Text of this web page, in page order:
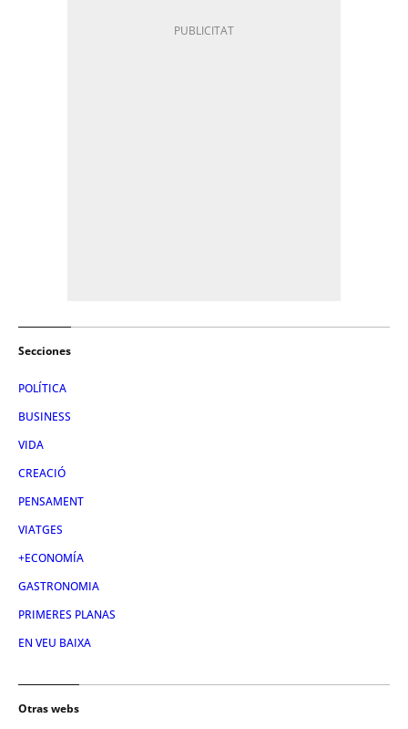
Secciones
POLÍTICA
BUSINESS
VIDA
CREACIÓ
PENSAMENT
VIATGES
+ECONOMÍA
GASTRONOMIA
PRIMERES PLANAS
EN VEU BAIXA
Otras webs